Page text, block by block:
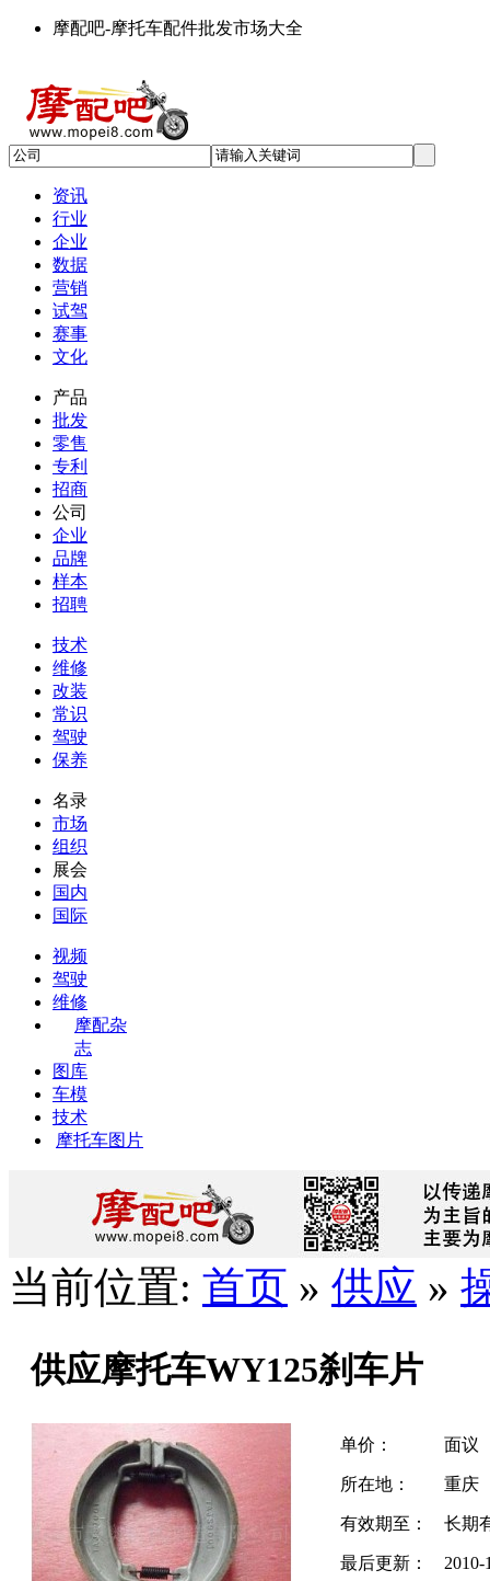
摩配吧-摩托车配件批发市场大全
资讯
行业
企业
数据
营销
试驾
赛事
文化
产品
批发
零售
专利
招商
公司
企业
品牌
样本
招聘
技术
维修
改装
常识
驾驶
保养
名录
市场
组织
展会
国内
国际
视频
驾驶
维修
摩配杂
志
图库
车模
技术
摩托车图片
当前位置: 首页 » 供应 »
供应摩托车WY125刹车片
单价： 面议
所在地： 重庆
有效期至： 长期
最后更新： 2010-